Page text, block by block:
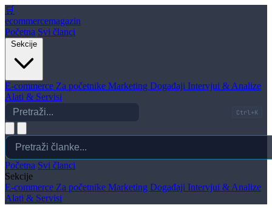
🛒
ecommercemagazin
Početna Svi članci
Sekcije
E-commerce Za početnike Marketing Događaji Intervjui & Analize
Alati & Servisi
Ctrl+K
Početna Svi članci
Sekcije
E-commerce Za početnike Marketing Događaji Intervjui & Analize
Alati & Servisi